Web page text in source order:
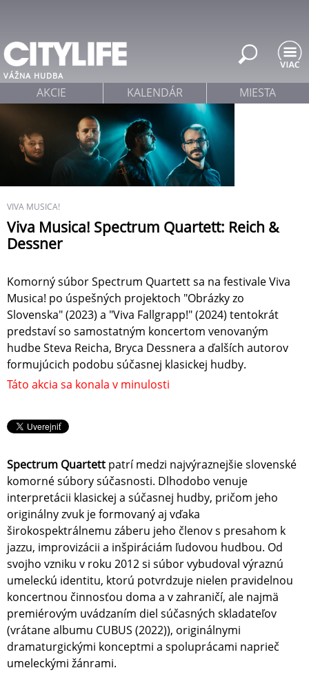
VÁŽNA HUDBA
VIVA MUSICA!
Viva Musica! Spectrum Quartett: Reich &
Dessner
Komorný súbor Spectrum Quartett sa na festivale Viva
Musica! po úspešných projektoch "Obrázky zo
Slovenska" (2023) a "Viva Fallgrapp!" (2024) tentokrát
predstaví so samostatným koncertom venovaným
hudbe Steva Reicha, Bryca Dessnera a ďalších autorov
formujúcich podobu súčasnej klasickej hudby.
Táto akcia sa konala v minulosti
Spectrum Quartett patrí medzi najvýraznejšie slovenské
komorné súbory súčasnosti. Dlhodobo venuje
interpretácii klasickej a súčasnej hudby, pričom jeho
originálny zvuk je formovaný aj vďaka
širokospektrálnemu záberu jeho členov s presahom k
jazzu, improvizácii a inšpiráciám ľudovou hudbou. Od
svojho vzniku v roku 2012 si súbor vybudoval výraznú
umeleckú identitu, ktorú potvrdzuje nielen pravidelnou
koncertnou činnosťou doma a v zahraničí, ale najmä
premiérovým uvádzaním diel súčasných skladateľov
(vrátane albumu CUBUS (2022)), originálnymi
dramaturgickými konceptmi a spoluprácami naprieč
umeleckými žánrami.
AKCIE KALENDÁR MIESTA